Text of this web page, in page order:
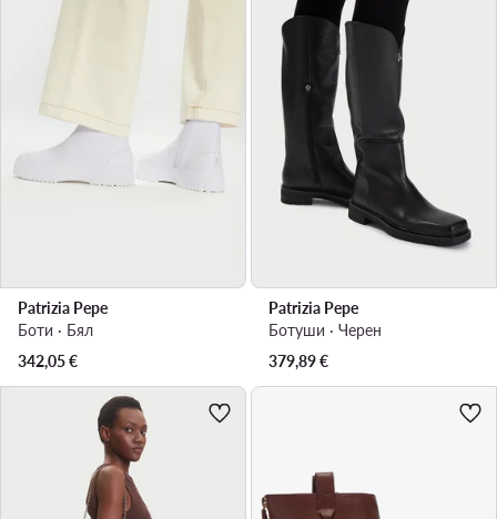
Patrizia Pepe
Боти · Бял
342,05€
Patrizia Pepe
Ботуши · Черен
379,89€